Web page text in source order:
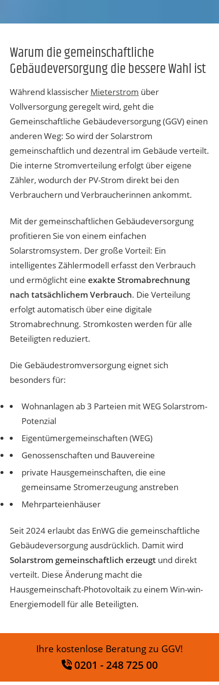
Warum die gemeinschaftliche
Gebäudeversorgung die bessere Wahl ist
Während klassischer Mieterstrom über
Vollversorgung geregelt wird, geht die
Gemeinschaftliche Gebäudeversorgung (GGV) einen
anderen Weg: So wird der Solarstrom
gemeinschaftlich und dezentral im Gebäude verteilt.
Die interne Stromverteilung erfolgt über eigene
Zähler, wodurch der PV-Strom direkt bei den
Verbrauchern und Verbraucherinnen ankommt.
Mit der gemeinschaftlichen Gebäudeversorgung
profitieren Sie von einem einfachen
Solarstromsystem. Der große Vorteil: Ein
intelligentes Zählermodell erfasst den Verbrauch
und ermöglicht eine exakte Stromabrechnung
nach tatsächlichem Verbrauch. Die Verteilung
erfolgt automatisch über eine digitale
Stromabrechnung. Stromkosten werden für alle
Beteiligten reduziert.
Die Gebäudestromversorgung eignet sich
besonders für:
Wohnanlagen ab 3 Parteien mit WEG Solarstrom-
Potenzial
Eigentümergemeinschaften (WEG)
Genossenschaften und Bauvereine
private Hausgemeinschaften, die eine
gemeinsame Stromerzeugung anstreben
Mehrparteienhäuser
Seit 2024 erlaubt das EnWG die gemeinschaftliche
Gebäudeversorgung ausdrücklich. Damit wird
Solarstrom gemeinschaftlich erzeugt und direkt
verteilt. Diese Änderung macht die
Hausgemeinschaft-Photovoltaik zu einem Win-win-
Energiemodell für alle Beteiligten.
Ihre kostenlose Beratung zu GGV!
0201 - 248 725 00